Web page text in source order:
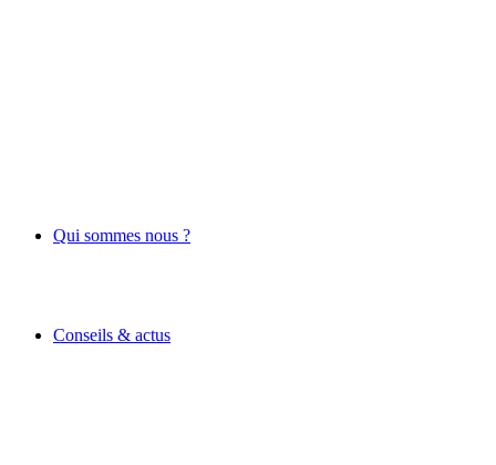
Qui sommes nous ?
Conseils & actus